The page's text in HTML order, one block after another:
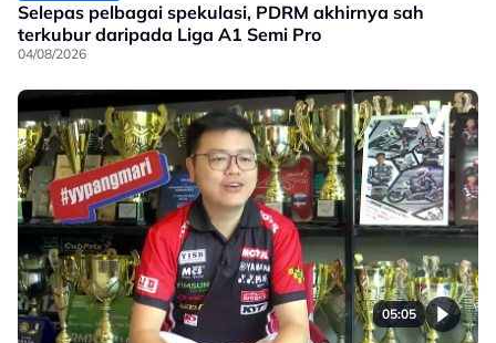
Selepas pelbagai spekulasi, PDRM akhirnya sah
terkubur daripada Liga A1 Semi Pro
04/08/2026
05:05